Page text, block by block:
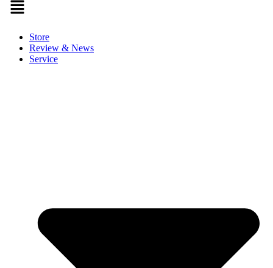
Store
Review & News
Service